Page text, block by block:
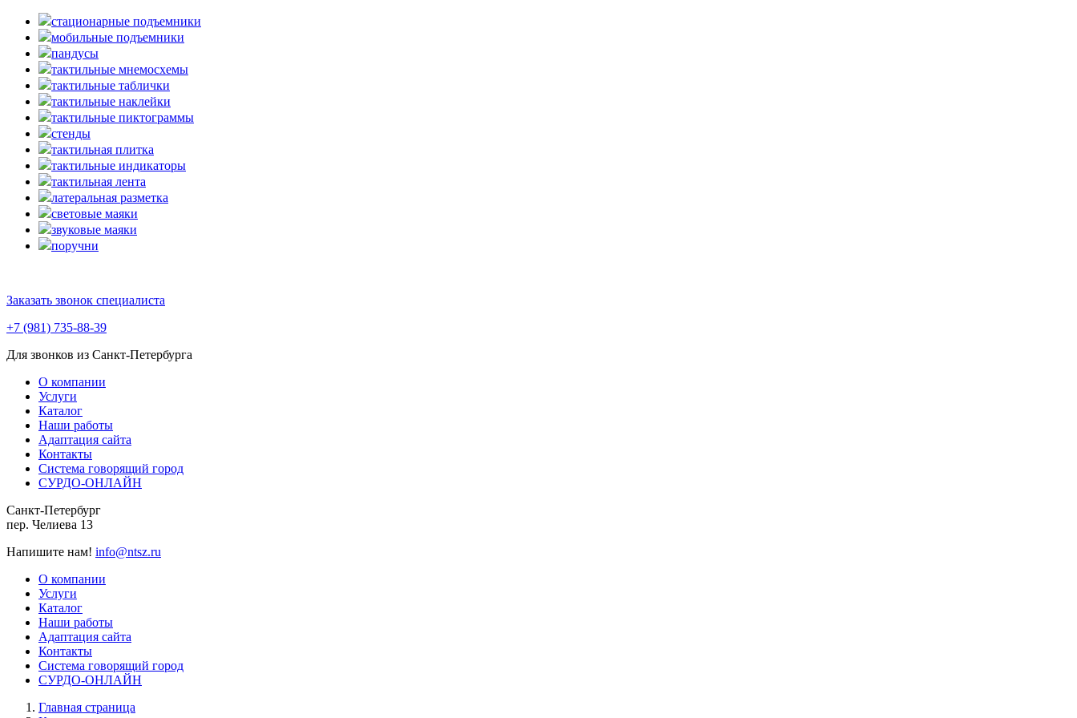
стационарные подъемники
мобильные подъемники
пандусы
тактильные мнемосхемы
тактильные таблички
тактильные наклейки
тактильные пиктограммы
стенды
тактильная плитка
тактильные индикаторы
тактильная лента
латеральная разметка
световые маяки
звуковые маяки
поручни
Заказать звонок специалиста
+7 (981) 735-88-39
Для звонков из Санкт-Петербурга
О компании
Услуги
Каталог
Наши работы
Адаптация сайта
Контакты
Система говорящий город
СУРДО-ОНЛАЙН
Санкт-Петербург
пер. Челиева 13
Напишите нам! info@ntsz.ru
О компании
Услуги
Каталог
Наши работы
Адаптация сайта
Контакты
Система говорящий город
СУРДО-ОНЛАЙН
Главная страница